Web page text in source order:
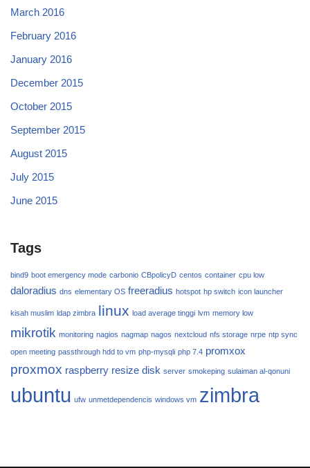
March 2016
February 2016
January 2016
December 2015
October 2015
September 2015
August 2015
July 2015
June 2015
Tags
bind9 boot emergency mode carbonio CBpolicyD centos container cpu low
daloradius dns elementary OS freeradius hotspot hp switch icon launcher
kisah muslim ldap zimbra linux load average tinggi lvm memory low
mikrotik monitoring nagios nagmap nagos nextcloud nfs storage nrpe ntp sync
open meeting passthrough hdd to vm php-mysqli php 7.4 promxox
proxmox raspberry resize disk server smokeping sulaiman al-qonuni
ubuntu ufw unmetdependencis windows vm zimbra